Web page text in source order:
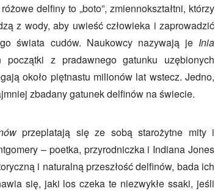
delfiny to „boto”, zmiennokształtni, którzy
z wody, aby uwieść człowieka i zaprowadzić
świata cudów. Naukowcy nazywają je Inia
z pradawnego gatunku uzębionych
około piętnastu milionów lat wstecz. Jedno,
zbadany gatunek delfinów na świecie.
przeplatają się ze sobą starożytne mity i
– poetka, przyrodniczka i Indiana Jones
i naturalną przeszłość delfinów, bada ich
się, jaki los czeka te niezwykłe ssaki, jeśli